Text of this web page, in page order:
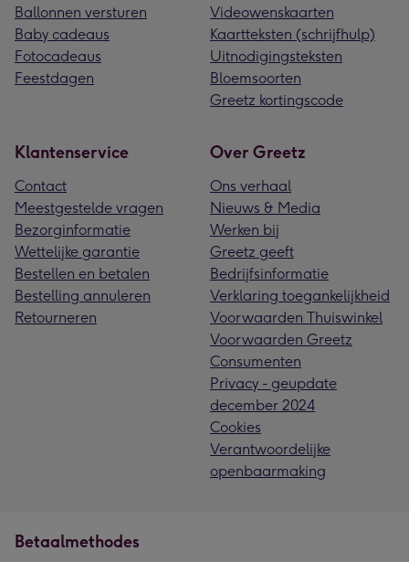
Ballonnen versturen
Baby cadeaus
Fotocadeaus
Feestdagen
Videowenskaarten
Kaartteksten (schrijfhulp)
Uitnodigingsteksten
Bloemsoorten
Greetz kortingscode
Klantenservice
Contact
Meestgestelde vragen
Bezorginformatie
Wettelijke garantie
Bestellen en betalen
Bestelling annuleren
Retourneren
Over Greetz
Ons verhaal
Nieuws & Media
Werken bij
Greetz geeft
Bedrijfsinformatie
Verklaring toegankelijkheid
Voorwaarden Thuiswinkel
Voorwaarden Greetz
Consumenten
Privacy - geupdate
december 2024
Cookies
Verantwoordelijke
openbaarmaking
Betaalmethodes